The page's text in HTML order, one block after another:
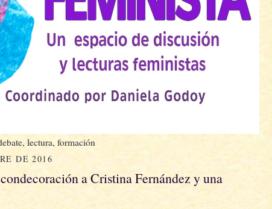
lectura, formación
DE 2016
a Cristina Fernández y una